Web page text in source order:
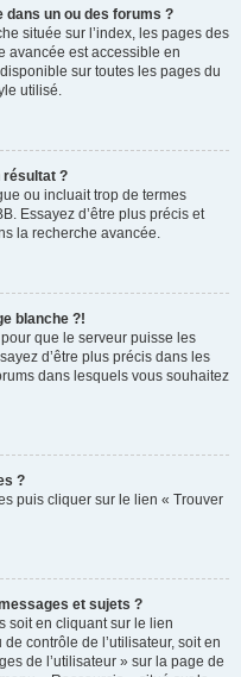
un ou des forums ?
située sur l’index, les pages des
avancée est accessible en
sur toutes les pages du
utilisé.
résultat ?
ou incluait trop de termes
Essayez d’être plus précis et
la recherche avancée.
blanche ?!
que le serveur puisse les
d’être plus précis dans les
dans lesquels vous souhaitez
?
puis cliquer sur le lien « Trouver
et sujets ?
soit en cliquant sur le lien
contrôle de l’utilisateur, soit en
de l’utilisateur » sur la page de